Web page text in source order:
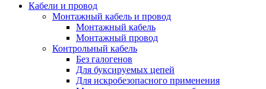
Кабели и провод
Монтажный кабель и провод
Монтажный кабель
Монтажный провод
Контрольный кабель
Без галогенов
Для буксируемых цепей
Для искробезопасного применения